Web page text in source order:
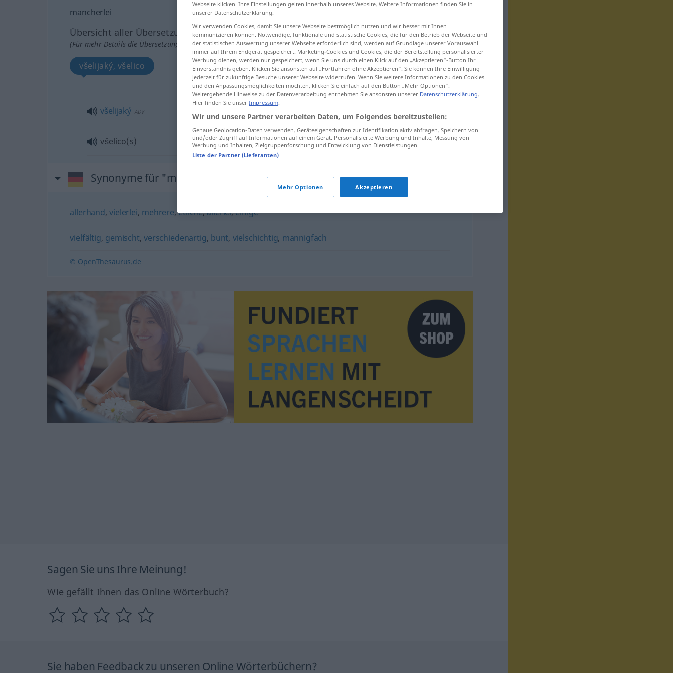
mancherlei
Übersicht aller Übersetzungen
(Für mehr Details die Übersetzung anklicken/antippen)
všelijaký, všelico
všelijaký ADV
všelico(s) mancherlei
Synonyme für "mancherlei"
allerhand,vielerlei, mehrere,etliche,allerlei,einige
vielfältig, gemischt,verschiedenartig, bunt, vielschichtig, mannigfach
© OpenThesaurus.de
Sagen Sie uns Ihre Meinung!
Wie gefällt Ihnen das Online Wörterbuch?
Sie haben Feedback zu unseren Online Wörterbüchern?
Webseite klicken. Ihre Einstellungen gelten innerhalb unseres Website. Weitere Informationen finden Sie in
unserer Datenschutzerklärung.
Wir verwenden Cookies, damit Sie unsere Webseite bestmöglich nutzen und wir besser mit Ihnen
kommunizieren können. Notwendige, funktionale und statistische Cookies, die für den Betrieb der Webseite und
der statistischen Auswertung unserer Webseite erforderlich sind, werden auf Grundlage unserer Vorauswahl
immer auf Ihrem Endgerät gespeichert. Marketing-Cookies und Cookies, die der Bereitstellung personalisierter
Werbung dienen, werden nur gespeichert, wenn Sie uns durch einen Klick auf den „Akzeptieren“-Button Ihr
Einverständnis geben. Klicken Sie ansonsten auf „Fortfahren ohne Akzeptieren“. Sie können Ihre Einwilligung
jederzeit für zukünftige Besuche unserer Webseite widerrufen. Wenn Sie weitere Informationen zu den Cookies
und den Anpassungsmöglichkeiten möchten, klicken Sie einfach auf den Button „Mehr Optionen“.
Weitergehende Hinweise zu der Datenverarbeitung entnehmen Sie ansonsten unserer Datenschutzerklärung.
Hier finden Sie unser Impressum.
Wir und unsere Partner verarbeiten Daten, um Folgendes bereitzustellen:
Genaue Geolocation-Daten verwenden. Geräteeigenschaften zur Identifikation aktiv abfragen. Speichern von
und/oder Zugriff auf Informationen auf einem Gerät. Personalisierte Werbung und Inhalte, Messung von
Werbung und Inhalten, Zielgruppenforschung und Entwicklung von Dienstleistungen.
Liste der Partner (Lieferanten)
Mehr Optionen Akzeptieren